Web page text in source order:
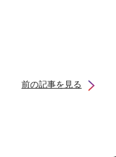
前の記事を見る